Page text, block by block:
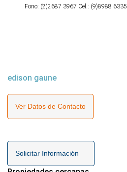
Fono: (2)2687 3967 Cel.: (9)8988 6335
edison gaune
Ver Datos de Contacto
Solicitar Información